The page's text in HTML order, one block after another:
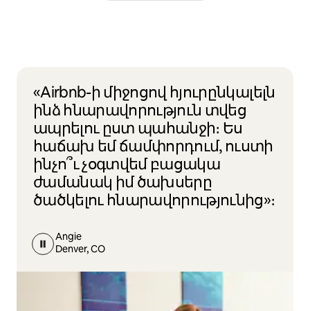
«Airbnb-ի միջոցով հյուրընկալելն
ինձ հնարավորություն տվեց
ապրելու ըստ պահանջի։ Ես
հաճախ եմ ճամփորդում, ուստի
ինչո՞ւ չօգտվեմ բացակա
ժամանակ իմ ծախսերը
ծածկելու հնարավորությունից»։
Angie
Denver, CO